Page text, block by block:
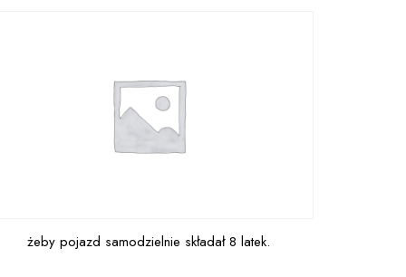
żeby pojazd samodzielnie składał 8 latek.